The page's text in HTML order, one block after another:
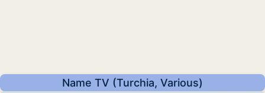
Name TV (Turchia, Various)